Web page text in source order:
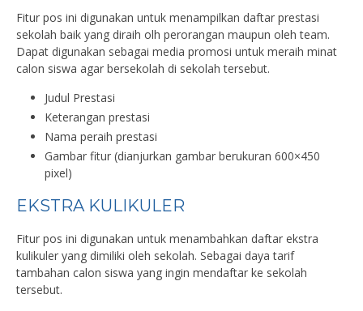
Fitur pos ini digunakan untuk menampilkan daftar prestasi
sekolah baik yang diraih olh perorangan maupun oleh team.
Dapat digunakan sebagai media promosi untuk meraih minat
calon siswa agar bersekolah di sekolah tersebut.
Judul Prestasi
Keterangan prestasi
Nama peraih prestasi
Gambar fitur (dianjurkan gambar berukuran 600×450
pixel)
EKSTRA KULIKULER
Fitur pos ini digunakan untuk menambahkan daftar ekstra
kulikuler yang dimiliki oleh sekolah. Sebagai daya tarif
tambahan calon siswa yang ingin mendaftar ke sekolah
tersebut.